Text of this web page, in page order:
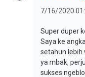
7/16/2020
Super duper
Saya ke
setahun lebih
ya mbak,
sukses